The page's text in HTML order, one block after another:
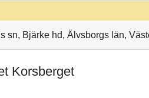
sn, Bjärke hd, Älvsborgs län,
Korsberget